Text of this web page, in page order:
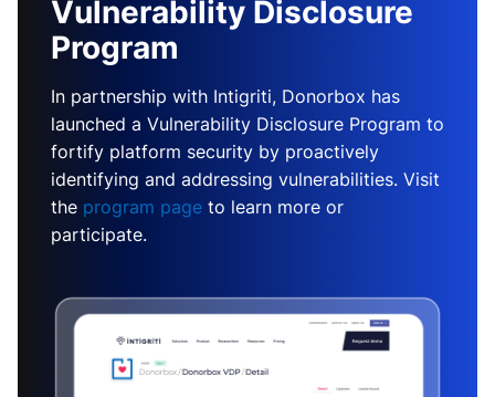
Vulnerability Disclosure
Program
In partnership with Intigriti, Donorbox has
launched a Vulnerability Disclosure Program to
fortify platform security by proactively
identifying and addressing vulnerabilities. Visit
the program page to learn more or
participate.